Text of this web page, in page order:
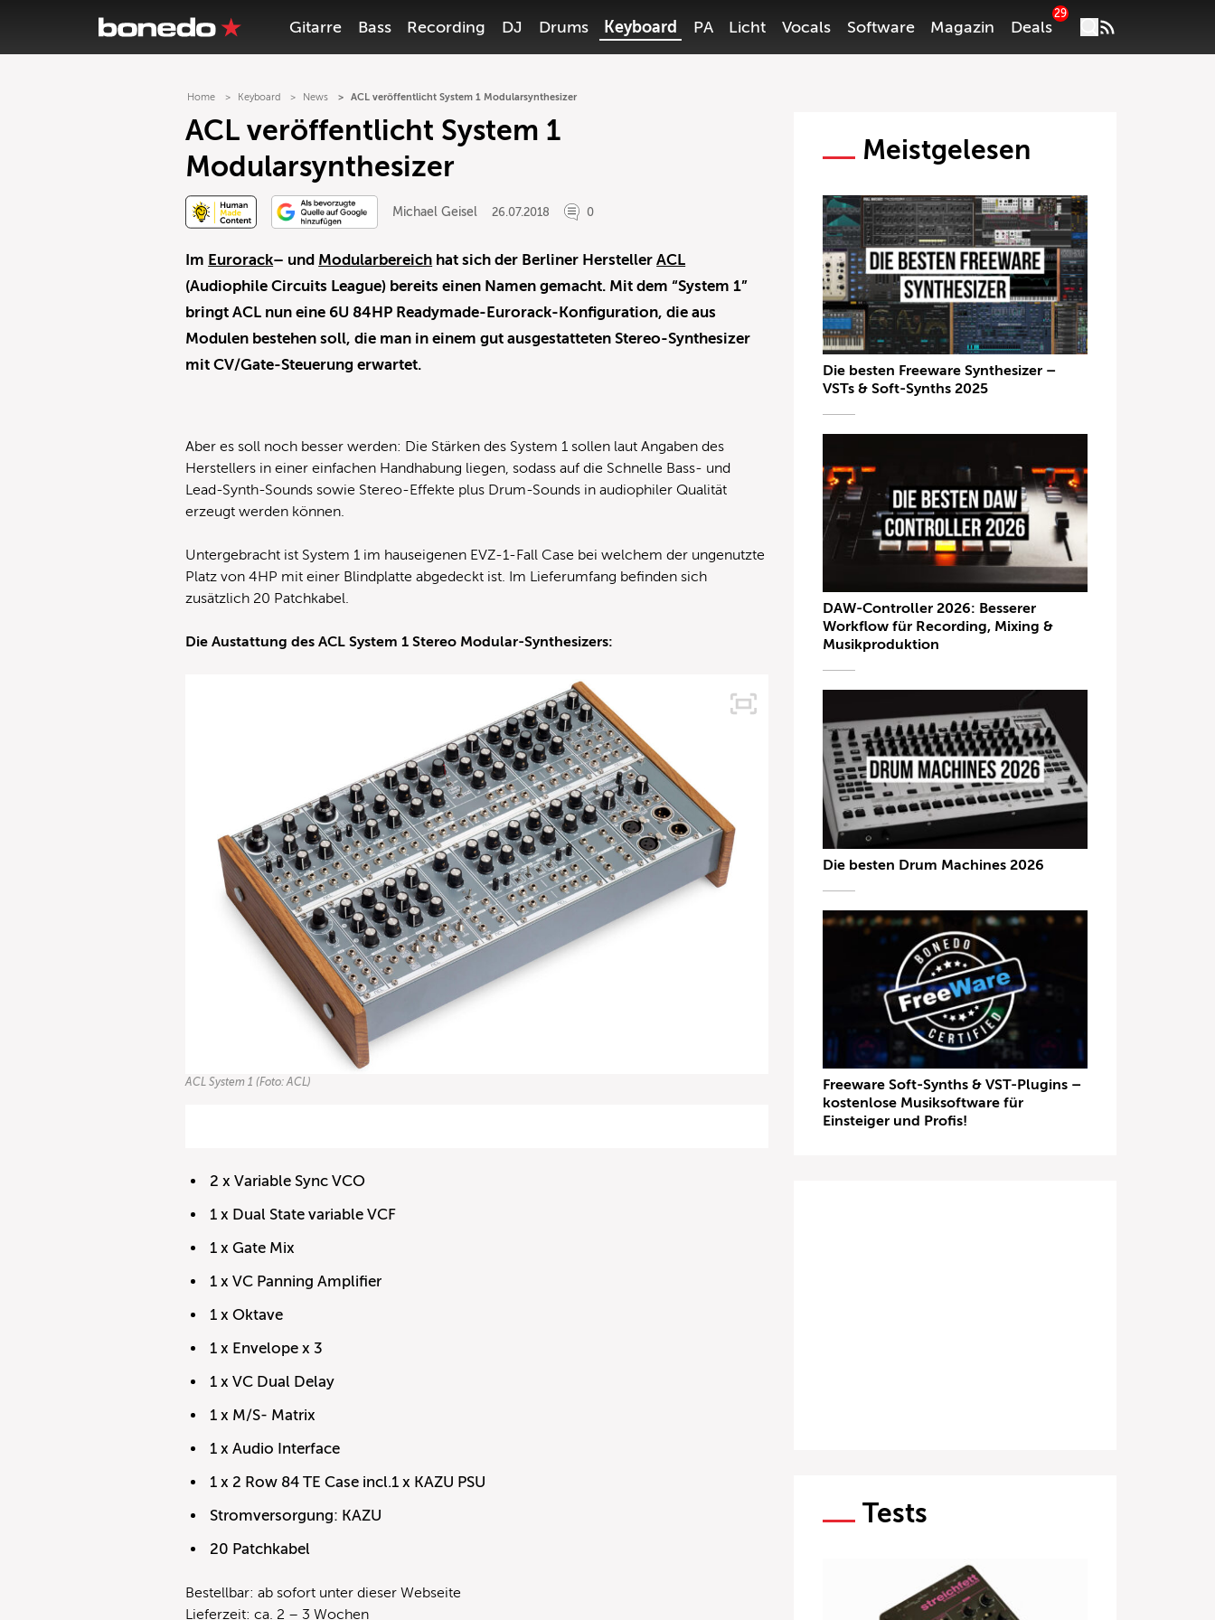
Gitarre Bass Recording DJ Drums Keyboard PA Licht Vocals Software Magazin Deals
29
Home Keyboard News ACL veröffentlicht System 1 Modularsynthesizer
ACL veröffentlicht System 1
Modularsynthesizer
Michael Geisel 26.07.2018 0
Im Eurorack– und Modularbereich hat sich der Berliner HerstellerACL
(Audiophile Circuits League) bereits einen Namen gemacht. Mit dem “System 1”
bringt ACL nun eine 6U 84HP Readymade-Eurorack-Konfiguration, die aus
Modulen bestehen soll, die man in einem gut ausgestatteten Stereo-Synthesizer
mit CV/Gate-Steuerung erwartet.
Aber es soll noch besser werden: Die Stärken des System 1 sollen laut Angaben des
Herstellers in einer einfachen Handhabung liegen, sodass auf die Schnelle Bass- und
Lead-Synth-Sounds sowie Stereo-Effekte plus Drum-Sounds in audiophiler Qualität
erzeugt werden können.
Untergebracht ist System 1 im hauseigenen EVZ-1-Fall Case bei welchem der ungenutzte
Platz von 4HP mit einer Blindplatte abgedeckt ist. Im Lieferumfang befinden sich
zusätzlich 20 Patchkabel.
Die Austattung des ACL System 1 Stereo Modular-Synthesizers:
ACL System 1 (Foto: ACL)
2 x Variable Sync VCO
1 x Dual State variable VCF
1 x Gate Mix
1 x VC Panning Amplifier
1 x Oktave
1 x Envelope x 3
1 x VC Dual Delay
1 x M/S- Matrix
1 x Audio Interface
1 x 2 Row 84 TE Case incl.1 x KAZU PSU
Stromversorgung: KAZU
20 Patchkabel
Bestellbar: ab sofort unter dieser Webseite
Lieferzeit: ca. 2 – 3 Wochen
Meistgelesen
Die besten Freeware Synthesizer –
VSTs & Soft-Synths 2025
DAW-Controller 2026: Besserer
Workflow für Recording, Mixing &
Musikproduktion
Die besten Drum Machines 2026
Freeware Soft-Synths & VST-Plugins –
kostenlose Musiksoftware für
Einsteiger und Profis!
Tests